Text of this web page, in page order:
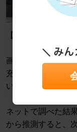
【今後の対応】
画像は昨日夕刻の
充電とし維持充電(
います♪
ネットで調べた結
から推測すると、